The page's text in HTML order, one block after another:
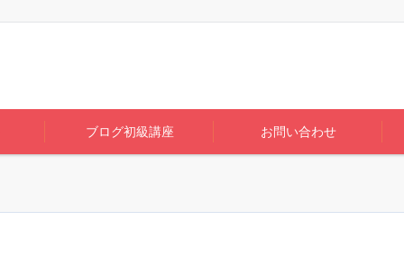
ブログ初級講座 お問い合わせ